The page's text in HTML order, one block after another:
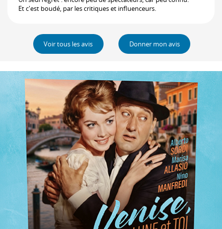
Et c'est boudé, par les critiques et influenceurs.
Voir tous les avis Donner mon avis